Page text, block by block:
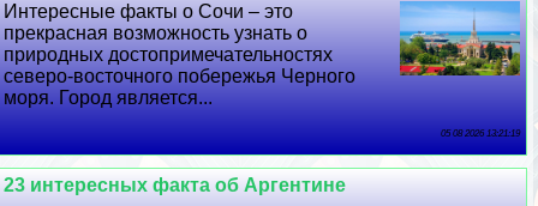
Интересные факты о Сочи – это
прекрасная возможность узнать о
природных достопримечательностях
северо-восточного побережья Черного
моря. Город является...
05 08 2026 13:21:19
23 интересных факта об Аргентине